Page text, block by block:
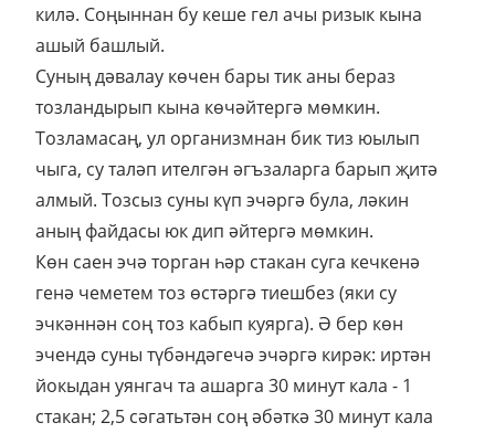
килә. Соңыннан бу кеше гел ачы ризык кына
ашый башлый.
Суның дәвалау көчен бары тик аны бераз
тозландырып кына көчәйтергә мөмкин.
Тозламасаң, ул организмнан бик тиз юылып
чыга, су таләп ителгән әгъзаларга барып җитә
алмый. Тозсыз суны күп эчәргә була, ләкин
аның файдасы юк дип әйтергә мөмкин.
Көн саен эчә торган һәр стакан суга кечкенә
генә чеметем тоз өстәргә тиешбез (яки су
эчкәннән соң тоз кабып куярга). Ә бер көн
эчендә суны түбәндәгечә эчәргә кирәк: иртән
йокыдан уянгач та ашарга 30 минут кала - 1
стакан; 2,5 сәгатьтән соң әбәткә 30 минут кала